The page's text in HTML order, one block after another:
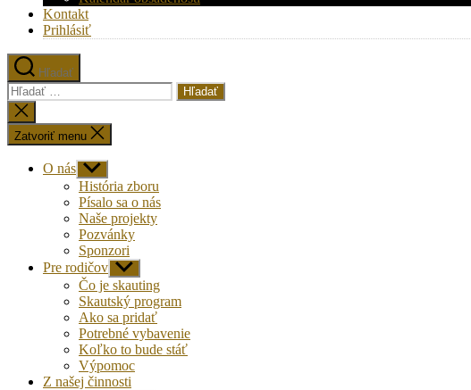
Kontakt
Prihlásiť
Hľadať
Vyhľadať:
Zatvoriť
vyhľadávanie
Zatvoriť menu
O nás Zobraziť
druhú
úroveň
navigácie
História zboru
Písalo sa o nás
Naše projekty
Pozvánky
Sponzori
Pre rodičov Zobraziť
druhú
úroveň
navigácie
Čo je skauting
Skautský program
Ako sa pridať
Potrebné vybavenie
Koľko to bude stáť
Výpomoc
Z našej činnosti